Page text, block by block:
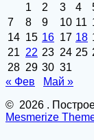
1
2 3 4
7
8 9 10 11
14 15 16 17 18
21 22 23 24 25
28 29 30 31
« Фев
Май »
© 2026 .
Mesmerize